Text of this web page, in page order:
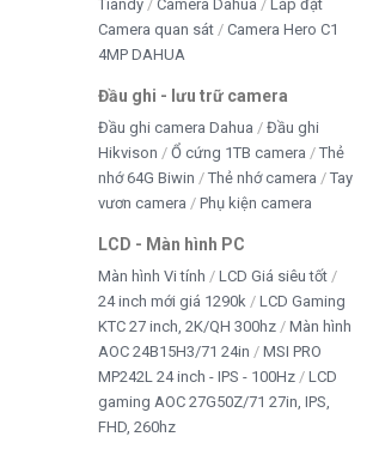
Tiandy
Camera Dahua
Lắp đặt
Camera quan sát
Camera Hero C1
4MP DAHUA
Đầu ghi - lưu trữ camera
Đầu ghi camera Dahua
Đầu ghi
Hikvison
Ổ cứng 1TB camera
Thẻ
nhớ 64G Biwin
Thẻ nhớ camera
Tay
vươn camera
Phụ kiện camera
LCD - Màn hình PC
Màn hình Vi tính
LCD Giá siêu tốt
24 inch mới giá 1290k
LCD Gaming
KTC 27 inch, 2K/QH 300hz
Màn hình
AOC 24B15H3/71 24in
MSI PRO
MP242L 24 inch - IPS - 100Hz
LCD
gaming AOC 27G50Z/71 27in, IPS,
FHD, 260hz